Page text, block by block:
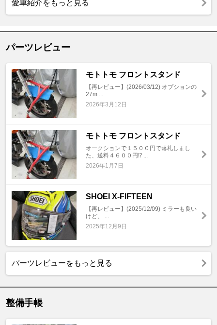
愛車紹介をもっと見る
パーツレビュー
モトトモ フロントスタンド
【再レビュー】(2026/03/12) オプションの
27m ...
2026年3月12日
モトトモ フロントスタンド
オークションで１５００円で落札しまし
た、送料４６００円⁉️ ...
2026年1月7日
SHOEI X-FIFTEEN
【再レビュー】(2025/12/09) ミラーも良い
けど、 ...
2025年12月9日
パーツレビューをもっと見る
整備手帳